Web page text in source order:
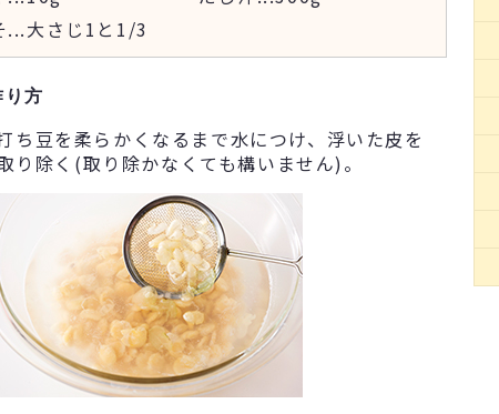
...大さじ1と1/3
り方
ち豆を柔らかくなるまで水につけ、浮いた皮を
り除く(取り除かなくても構いません)。